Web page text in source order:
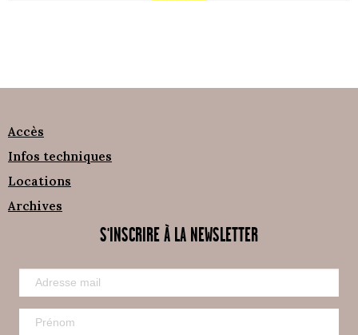
Accès
Infos techniques
Locations
Archives
S'INSCRIRE À LA NEWSLETTER